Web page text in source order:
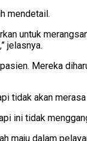
mendetail.
untuk
jelasnya.
Mereka
tidak akan
ini tidak
maju dalam